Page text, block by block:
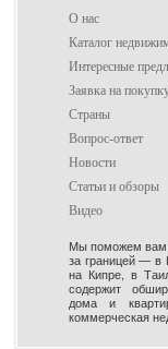
О нас
Каталог
Интересные
Заявка на
Страны
Вопрос-ответ
Новости
Статьи и обзоры
Видео
Мы поможем вам
за границей — в
на Кипре, в
содержит
дома и
коммерческая